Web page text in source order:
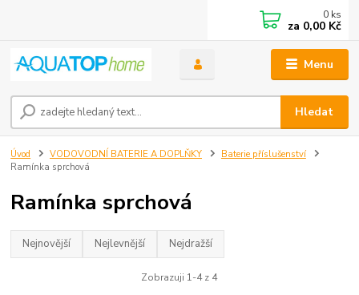
Menu
Hledat
0 ks
za 0,00 Kč
Úvod VODOVODNÍ BATERIE A DOPLŇKY
Baterie příslušenství
Ramínka sprchová
Ramínka sprchová
Nejnovější Nejlevnější Nejdražší
Zobrazuji 1-4 z 4